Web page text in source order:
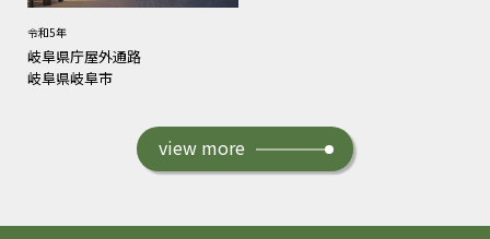
令和5年
岐阜県庁屋外通路
岐阜県岐阜市
view more